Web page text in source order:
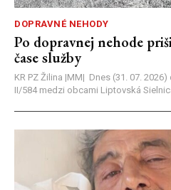
DOPRAVNÉ NEHODY
Po dopravnej nehode
čase služby
KR PZ Žilina |MM| Dnes (31. 07.
II/584 medzi obcami Liptovská Sielnica